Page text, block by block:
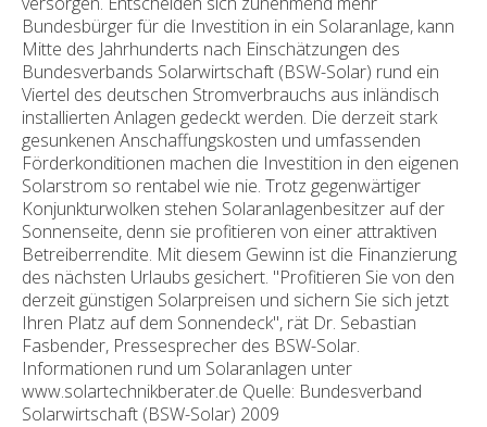
Bundesbürger für die Investition in ein Solaranlage, kann
Mitte des Jahrhunderts nach Einschätzungen des
Bundesverbands Solarwirtschaft (BSW-Solar) rund ein
Viertel des deutschen Stromverbrauchs aus inländisch
installierten Anlagen gedeckt werden. Die derzeit stark
gesunkenen Anschaffungskosten und umfassenden
Förderkonditionen machen die Investition in den eigenen
Solarstrom so rentabel wie nie. Trotz gegenwärtiger
Konjunkturwolken stehen Solaranlagenbesitzer auf der
Sonnenseite, denn sie profitieren von einer attraktiven
Betreiberrendite. Mit diesem Gewinn ist die Finanzierung
des nächsten Urlaubs gesichert. "Profitieren Sie von den
derzeit günstigen Solarpreisen und sichern Sie sich jetzt
Ihren Platz auf dem Sonnendeck", rät Dr. Sebastian
Fasbender, Pressesprecher des BSW-Solar.
Informationen rund um Solaranlagen unter
www.solartechnikberater.de Quelle: Bundesverband
Solarwirtschaft (BSW-Solar) 2009